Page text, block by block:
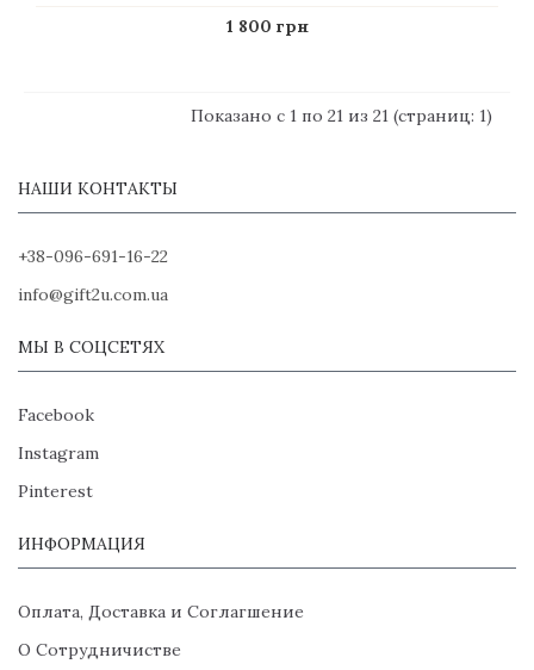
1 800 грн
Показано с 1 по 21 из 21 (страниц: 1)
НАШИ КОНТАКТЫ
+38-096-691-16-22
info@gift2u.com.ua
МЫ В СОЦСЕТЯХ
Facebook
Instagram
Pinterest
ИНФОРМАЦИЯ
Оплата, Доставка и Соглагшение
О Сотрудничистве